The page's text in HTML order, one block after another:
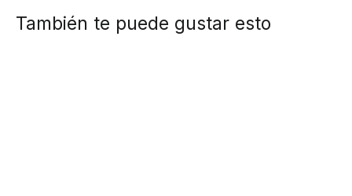
También te puede gustar esto